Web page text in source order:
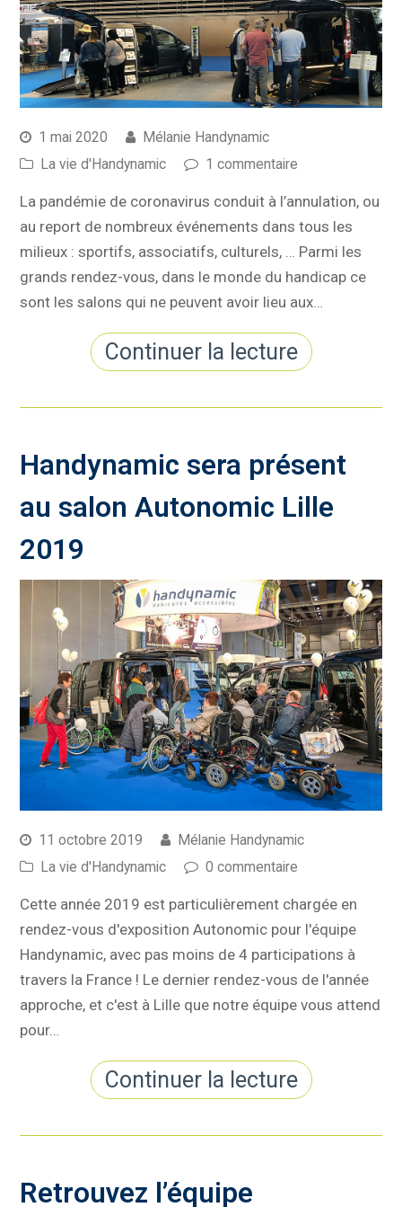
1 mai 2020
Mélanie Handynamic
La vie d'Handynamic
1 commentaire
La pandémie de coronavirus conduit à l’annulation, ou
au report de nombreux événements dans tous les
milieux : sportifs, associatifs, culturels, … Parmi les
grands rendez-vous, dans le monde du handicap ce
sont les salons qui ne peuvent avoir lieu aux…
Continuer la lecture
Handynamic sera présent
au salon Autonomic Lille
2019
11 octobre 2019
Mélanie Handynamic
La vie d'Handynamic
0 commentaire
Cette année 2019 est particulièrement chargée en
rendez-vous d'exposition Autonomic pour l'équipe
Handynamic, avec pas moins de 4 participations à
travers la France ! Le dernier rendez-vous de l'année
approche, et c'est à Lille que notre équipe vous attend
pour…
Continuer la lecture
Retrouvez l’équipe